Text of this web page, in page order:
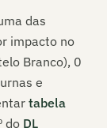
das
impacto no
Branco), 0
e
tabela
do DL